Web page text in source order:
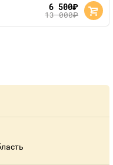
6 500руб.
13 000руб.